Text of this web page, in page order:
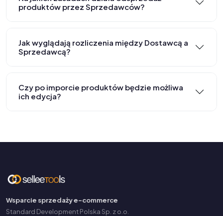
produktów przez Sprzedawców?
Jak wyglądają rozliczenia między Dostawcą a
Sprzedawcą?
Czy po imporcie produktów będzie możliwa
ich edycja?
Wsparcie sprzedaży e-commerce
Standard Development Polska Sp. z o.o.